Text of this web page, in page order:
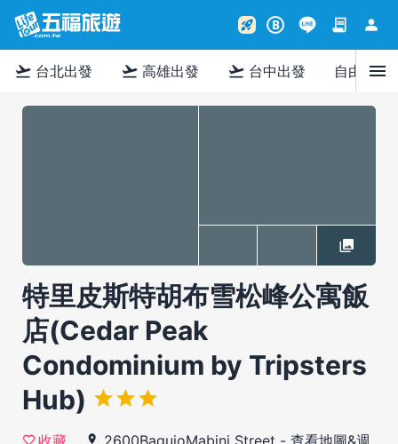
rocket_launch B contract person
flight_takeoff 台北出發 flight_takeoff 高雄出發 flight_takeoff 台中出發 自由行menu
特里皮斯特胡布雪松峰公寓飯
店(Cedar Peak
Condominium by Tripsters
Hub)
收藏 2600BaguioMabini Street - 查看地圖&週